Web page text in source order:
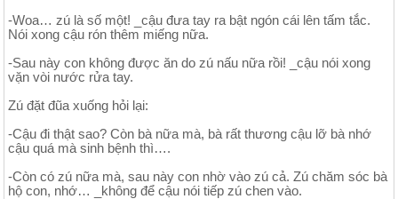
-Woa… zú là số một! _cậu đưa tay ra bật ngón cái lên tấm tắc.
Nói xong cậu rón thêm miếng nữa.
-Sau này con không được ăn do zú nấu nữa rồi! _cậu nói xong
vặn vòi nước rửa tay.
Zú đặt đũa xuống hỏi lại:
-Cậu đi thật sao? Còn bà nữa mà, bà rất thương cậu lỡ bà nhớ
cậu quá mà sinh bệnh thì….
-Còn có zú nữa mà, sau này con nhờ vào zú cả. Zú chăm sóc bà
hộ con, nhớ… _không để cậu nói tiếp zú chen vào.